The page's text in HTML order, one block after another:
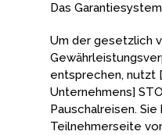
Das
Um der gesetzlich
entsprechen, nutzt
Unternehmens]
Pauschalreisen.
Teilnehmerseite